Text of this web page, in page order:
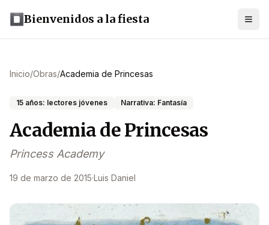
Bienvenidos a la fiesta
Inicio/Obras/Academia de Princesas
15 años: lectores jóvenes Narrativa: Fantasía
Academia de Princesas
Princess Academy
19 de marzo de 2015·Luis Daniel